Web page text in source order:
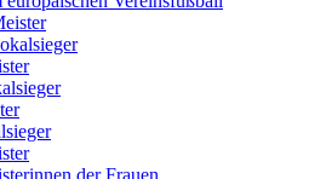
der Frauen